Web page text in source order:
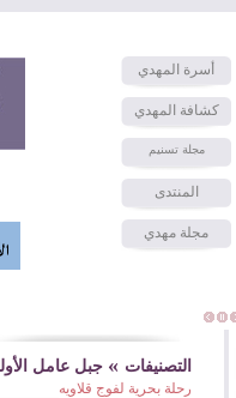
أسرة المهدي
كشافة المهدي
مجلة تسنيم
المنتدى
مجلة مهدي
التصنيفات » جبل عامل
رحلة بحرية لفوج قلاويه